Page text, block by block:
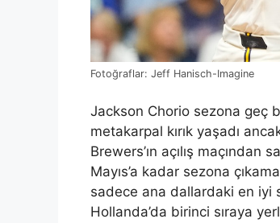
Fotoğraflar: Jeff Hanisch-Imagine
Jackson Chorio sezona geç
metakarpal kırık yaşadı
Brewers’ın açılış
Mayıs’a kadar sezona
sadece ana dallardaki en iyi
Hollanda’da birinci sıraya